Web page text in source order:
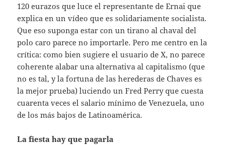
120 eurazos que luce el representante de Ernai que
explica en un vídeo que es solidariamente socialista.
Que eso suponga estar con un tirano al chaval del
polo caro parece no importarle. Pero me centro en la
crítica: como bien sugiere el usuario de X, no parece
coherente alabar una alternativa al capitalismo (que
no es tal, y la fortuna de las herederas de Chaves es
la mejor prueba) luciendo un Fred Perry que cuesta
cuarenta veces el salario mínimo de Venezuela, uno
de los más bajos de Latinoamérica.
La fiesta hay que pagarla